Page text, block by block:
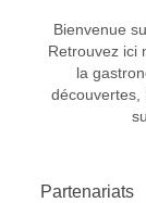
Bienvenue
Retrouvez ici
la
découvertes,
Partenariats